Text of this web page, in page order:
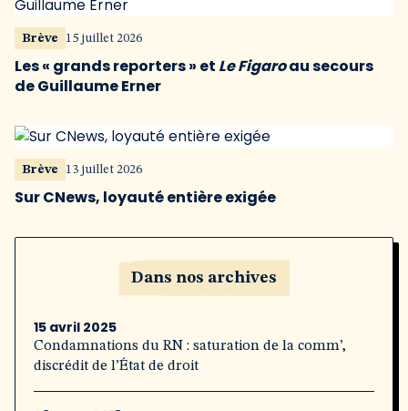
Brève 15 juillet 2026
Les « grands reporters » et Le Figaroau secours
de Guillaume Erner
Brève 13 juillet 2026
Sur CNews, loyauté entière exigée
Dans nos archives
15 avril 2025
Condamnations du RN : saturation de la comm’,
discrédit de l’État de droit